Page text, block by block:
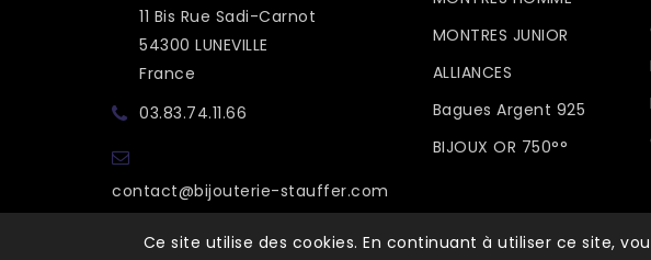
11 Bis Rue Sadi-Carnot
54300 LUNEVILLE
France
03.83.74.11.66
contact@bijouterie-stauffer.com
MONTRES JUNIOR
ALLIANCES
Bagues Argent 925
BIJOUX OR 750°°
Ce site utilise des cookies. En continuant à utiliser ce site, ©